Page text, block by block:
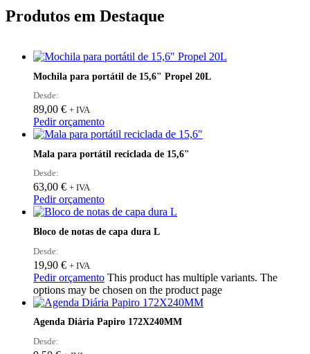
Produtos em Destaque
Mochila para portátil de 15,6" Propel 20L
Desde:
89,00 € + IVA
Pedir orçamento
Mala para portátil reciclada de 15,6"
Desde:
63,00 € + IVA
Pedir orçamento
Bloco de notas de capa dura L
Desde:
19,90 € + IVA
Pedir orçamento This product has multiple variants. The
options may be chosen on the product page
Agenda Diária Papiro 172X240MM
Desde: